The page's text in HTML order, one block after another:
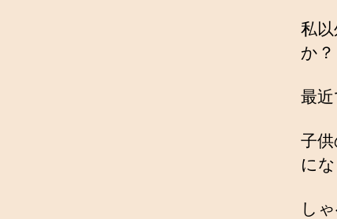
私
か？
最
子
に
し